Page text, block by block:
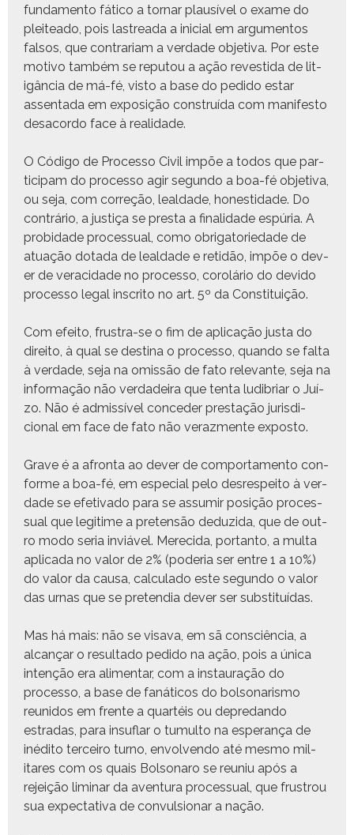
fun­da­men­to fáti­co a tornar plausív­el o exame do
pleit­ea­do, pois las­trea­da a ini­cial em argu­men­tos
fal­sos, que con­trari­am a ver­dade obje­ti­va. Por este
moti­vo tam­bém se reputou a ação revesti­da de lit­
igân­cia de má-fé, vis­to a base do pedi­do estar
assen­ta­da em exposição con­struí­da com man­i­festo
desacor­do face à realidade.
O Códi­go de Proces­so Civ­il impõe a todos que par­
tic­i­pam do proces­so agir segun­do a boa-fé obje­ti­va,
ou seja, com cor­reção, leal­dade, hon­esti­dade. Do
con­trário, a justiça se pres­ta a final­i­dade espúria. A
pro­bidade proces­su­al, como obri­ga­to­riedade de
atu­ação dota­da de leal­dade e retidão, impõe o dev­
er de veraci­dade no proces­so, corolário do dev­i­do
proces­so legal inscrito no art. 5º da Constituição.
Com efeito, frus­tra-se o fim de apli­cação jus­ta do
dire­ito, à qual se des­ti­na o proces­so, quan­do se fal­ta
à ver­dade, seja na omis­são de fato rel­e­vante, seja na
infor­mação não ver­dadeira que ten­ta ludib­ri­ar o Juí­
zo. Não é admis­sív­el con­ced­er prestação juris­di­
cional em face de fato não ver­az­mente exposto.
Grave é a afronta ao dev­er de com­por­ta­men­to con­
forme a boa-fé, em espe­cial pelo desre­speito à ver­
dade se efe­ti­va­do para se assumir posição proces­
su­al que legit­ime a pre­ten­são deduzi­da, que de out­
ro modo seria inviáv­el. Mere­ci­da, por­tan­to, a mul­ta
apli­ca­da no val­or de 2% (pode­ria ser entre 1 a 10%)
do val­or da causa, cal­cu­la­do este segun­do o val­or
das urnas que se pre­tendia dev­er ser substituídas.
Mas há mais: não se visa­va, em sã con­sciên­cia, a
alcançar o resul­ta­do pedi­do na ação, pois a úni­ca
intenção era ali­men­tar, com a instau­ração do
proces­so, a base de fanáti­cos do bol­sonar­is­mo
reunidos em frente a quar­téis ou depredan­do
estradas, para insu­flar o tumul­to na esper­ança de
inédi­to ter­ceiro turno, envol­ven­do até mes­mo mil­
itares com os quais Bol­sonaro se reuniu após a
rejeição lim­i­nar da aven­tu­ra proces­su­al, que frus­trou
sua expec­ta­ti­va de con­vul­sion­ar a nação.